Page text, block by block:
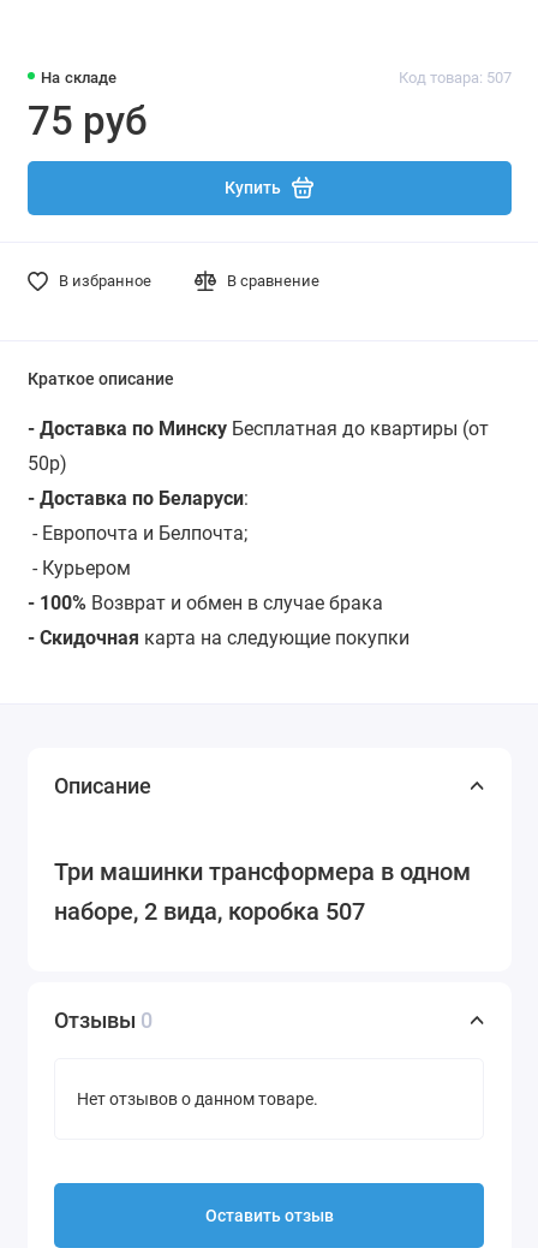
На складе Код товара: 507
75 руб
Купить
В избранное В сравнение
Краткое описание
- Доставка по МинскуБесплатная до квартиры (от
50р)
- Доставка по Беларуси:
- Европочта и Белпочта;
- Курьером
- 100% Возврат и обмен в случае брака
- Скидочная карта на следующие покупки
Описание
Три машинки трансформера в одном
наборе, 2 вида, коробка 507
Отзывы 0
Нет отзывов о данном товаре.
Оставить отзыв